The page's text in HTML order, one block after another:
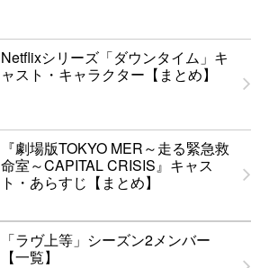
Netflixシリーズ「ダウンタイム」キ
ャスト・キャラクター【まとめ】
『劇場版TOKYO MER～走る緊急救
命室～CAPITAL CRISIS』キャス
ト・あらすじ【まとめ】
「ラヴ上等」シーズン2メンバー
【一覧】